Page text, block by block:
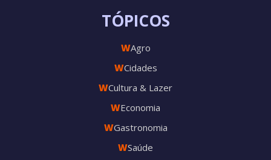
TÓPICOS
WAgro
WCidades
WCultura & Lazer
WEconomia
WGastronomia
WSaúde